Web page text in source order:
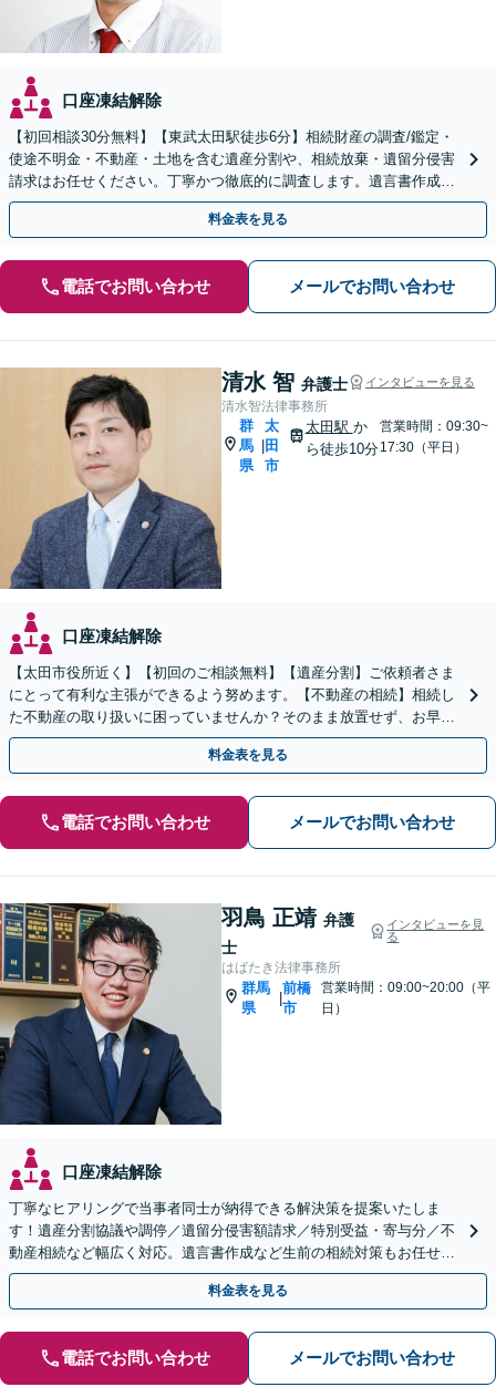
口座凍結解除
【初回相談30分無料】【東武太田駅徒歩6分】相続財産の調査/鑑定・
使途不明金・不動産・土地を含む遺産分割や、相続放棄・遺留分侵害
請求はお任せください。丁寧かつ徹底的に調査します。遺言書作成・
成年後見など就活サポートも行っています。
料金表を見る
電話でお問い合わせ メールでお問い合わせ
清水 智 弁護士 インタビューを見る
清水智法律事務所
群
馬
県
太
田
市
太田駅 か
ら徒歩10分
営業時間：09:30~
17:30（平日）
口座凍結解除
【太田市役所近く】【初回のご相談無料】【遺産分割】ご依頼者さま
にとって有利な主張ができるよう努めます。【不動産の相続】相続し
た不動産の取り扱いに困っていませんか？そのまま放置せず、お早め
にご相談を。【休日の対応可能】
料金表を見る
電話でお問い合わせ メールでお問い合わせ
羽鳥 正靖 弁護
士
インタビューを見
る
はばたき法律事務所
群馬
県
|
前橋
市
営業時間：09:00~20:00（平
日）
口座凍結解除
丁寧なヒアリングで当事者同士が納得できる解決策を提案いたしま
す！遺産分割協議や調停／遺留分侵害額請求／特別受益・寄与分／不
動産相続など幅広く対応。遺言書作成など生前の相続対策もお任せく
ださい。【初回面談無料】【群馬総社駅・車15分】
料金表を見る
電話でお問い合わせ メールでお問い合わせ